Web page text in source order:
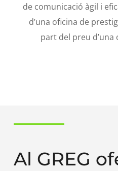
de comunicació àgil i
d’una oficina de
part del preu
Al GREG